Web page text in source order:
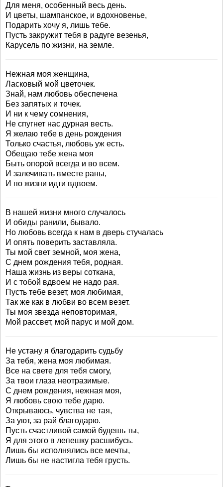
Для меня, особенный весь день.
И цветы, шампанское, и вдохновенье,
Подарить хочу я, лишь тебе.
Пусть закружит тебя в радуге везенья,
Карусель по жизни, на земле.
Нежная моя женщина,
Ласковый мой цветочек.
Знай, нам любовь обеспечена
Без запятых и точек.
И ни к чему сомнения,
Не спугнет нас дурная весть.
Я желаю тебе в день рождения
Только счастья, любовь уж есть.
Обещаю тебе жена моя
Быть опорой всегда и во всем.
И залечивать вместе раны,
И по жизни идти вдвоем.
В нашей жизни много случалось
И обиды ранили, бывало.
Но любовь всегда к нам в дверь стучалась
И опять поверить заставляла.
Ты мой свет земной, моя жена,
С днем рождения тебя, родная.
Наша жизнь из веры соткана,
И с тобой вдвоем не надо рая.
Пусть тебе везет, моя любимая,
Так же как в любви во всем везет.
Ты моя звезда неповторимая,
Мой рассвет, мой парус и мой дом.
Не устану я благодарить судьбу
За тебя, жена моя любимая.
Все на свете для тебя смогу,
За твои глаза неотразимые.
С днем рождения, нежная моя,
Я любовь свою тебе дарю.
Открываюсь, чувства не тая,
За уют, за рай благодарю.
Пусть счастливой самой будешь ты,
Я для этого в лепешку расшибусь.
Лишь бы исполнялись все мечты,
Лишь бы не настигла тебя грусть.